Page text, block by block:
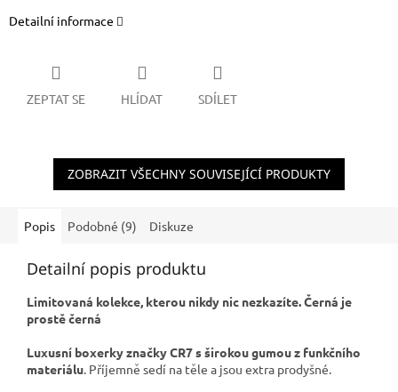
Detailní informace
ZEPTAT SE HLÍDAT SDÍLET
ZOBRAZIT VŠECHNY SOUVISEJÍCÍ PRODUKTY
Popis Podobné (9) Diskuze
Detailní popis produktu
Limitovaná kolekce, kterou nikdy nic nezkazíte. Černá je
prostě černá
Luxusní boxerky značky CR7 s širokou gumou z funkčního
materiálu. Příjemně sedí na těle a jsou extra prodyšné.